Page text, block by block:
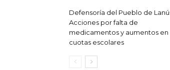
Defensoría del Pueblo de
Acciones por falta de
medicamentos y aumentos en
cuotas escolares